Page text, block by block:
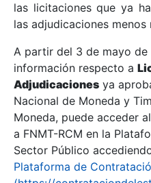
Mostrar/Ocultar
Mostrar/Ocultar
las licitaciones que ya
las adjudicaciones menos
A partir del 3 de mayo
información respecto a
Adjudicaciones ya
Nacional de Moneda y
Moneda, puede acceder
a FNMT-RCM en la
Sector Público
Plataforma de